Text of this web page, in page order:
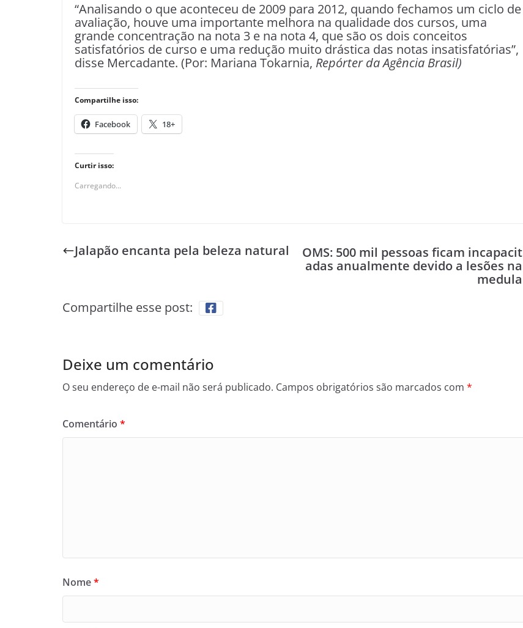
“Analisando o que aconteceu de 2009 para 2012, quando fechamos um ciclo de
avaliação, houve uma importante melhora na qualidade dos cursos, uma
grande concentração na nota 3 e na nota 4, que são os dois conceitos
satisfatórios de curso e uma redução muito drástica das notas insatisfatórias”,
disse Mercadante. (Por: Mariana Tokarnia, Repórter da Agência Brasil)
Compartilhe isso:
Facebook 18+
Curtir isso:
Carregando...
Jalapão encanta pela beleza natural
OMS: 500 mil pessoas ficam incapacit
adas anualmente devido a lesões na
medula
Compartilhe esse post:
Deixe um comentário
O seu endereço de e-mail não será publicado. Campos obrigatórios são marcados com *
Comentário *
Nome*